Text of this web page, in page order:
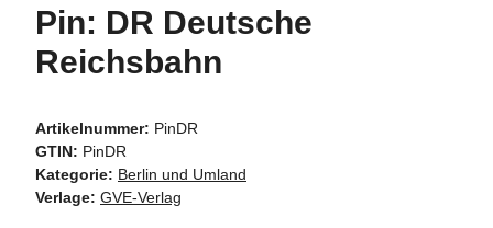
Pin: DR Deutsche
Reichsbahn
Artikelnummer: PinDR
GTIN: PinDR
Kategorie: Berlin und Umland
Verlage: GVE-Verlag